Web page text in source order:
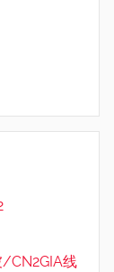
线